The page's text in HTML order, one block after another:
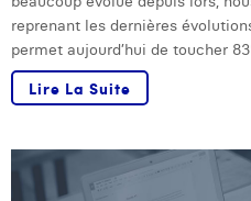
Lisa Protin
Lore Fierens
Louis Nassogne
reprenant les dernières
permet aujourd’hui de toucher
Lire La Suite